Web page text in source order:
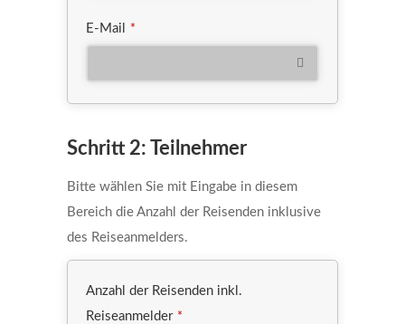
E-Mail *
Schritt 2: Teilnehmer
Bitte wählen Sie mit Eingabe in diesem
Bereich die Anzahl der Reisenden inklusive
des Reiseanmelders.
Anzahl der Reisenden inkl.
Reiseanmelder *